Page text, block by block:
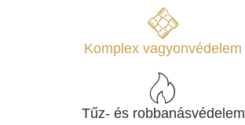
Komplex vagyonvédelem
Tűz- és robbanásvédelem